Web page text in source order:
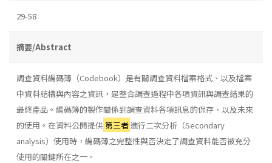
29-58
摘要/Abstract
調查資料編碼簿（Codebook）是有關調查資料檔案格式、以及檔案
中資料結構與內容之資訊，是整合調查過程中各項資訊與調查結果的
最終產品。編碼簿的製作關係到調查資料各項訊息的保存、以及未來
的使用。在資料公開提供 第三者進行二次分析（Secondary
analysis）使用時，編碼簿之完整性與否決定了調查資料能否被充分
使用的關鍵所在之一。